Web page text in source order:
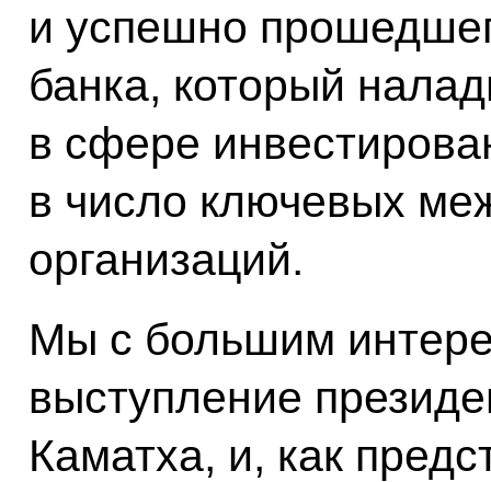
и успешно
банка, который
в сфере
в число ключевых
организаций.
Мы с большим
выступление
Каматха, и, как